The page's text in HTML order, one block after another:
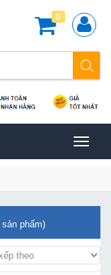
0
sản phẩm)